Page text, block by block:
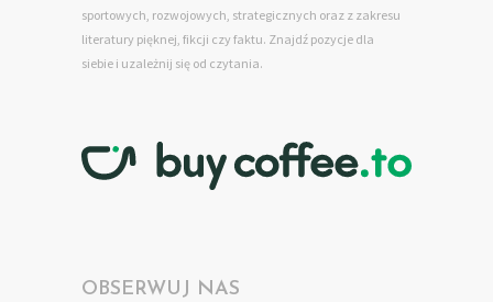
sportowych, rozwojowych, strategicznych oraz z zakresu
literatury pięknej, fikcji czy faktu. Znajdź pozycje dla
siebie i uzależnij się od czytania.
OBSERWUJ NAS